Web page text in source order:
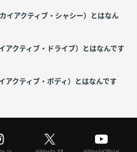
イアクティブ・シャシー）とはなん
アクティブ・ドライブ）とはなんです
アクティブ・ボディ）とはなんです